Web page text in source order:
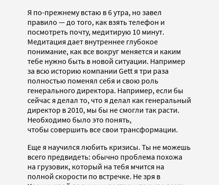
Я по-прежнему встаю в 6 утра, но завел
правило — до того, как взять телефон и
посмотреть почту, медитирую 10 минут.
Медитация дает внутреннее глубокое
понимание, как все вокруг меняется и каким
тебе нужно быть в новой ситуации. Например
за всю историю компании Gett я три раза
полностью поменял себя и свою роль
генерального директорa. Например, если бы
сейчас я делал то, что я делал как генеральный
директор в 2010, мы бы не смогли так расти.
Необходимо было это понять,
чтобы совершить все свои трансформации.
Еще я научился любить кризисы. Ты не можешь
всего предвидеть: обычно проблема похожа
на грузовик, который на тебя мчится на
полной скорости по встречке. Не зря в